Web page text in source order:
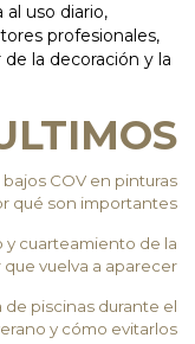
uso diario,
profesionales,
la decoración y la
COV en pinturas
qué son importantes
cuarteamiento de la
vuelva a aparecer
piscinas durante el
y cómo evitarlos